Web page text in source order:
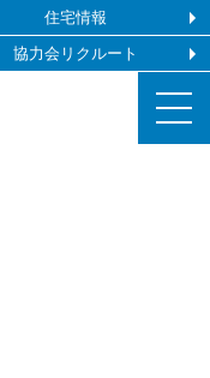
住宅情報
協力会リクルート